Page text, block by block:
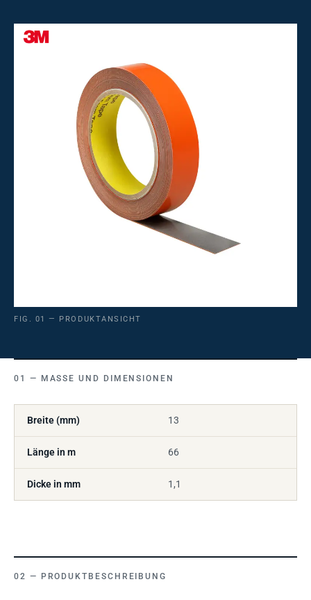
FIG. 01 — PRODUKTANSICHT
MASSE UND DIMENSIONEN
Breite (mm) 13
Länge in m 66
Dicke in mm 1,1
PRODUKTBESCHREIBUNG